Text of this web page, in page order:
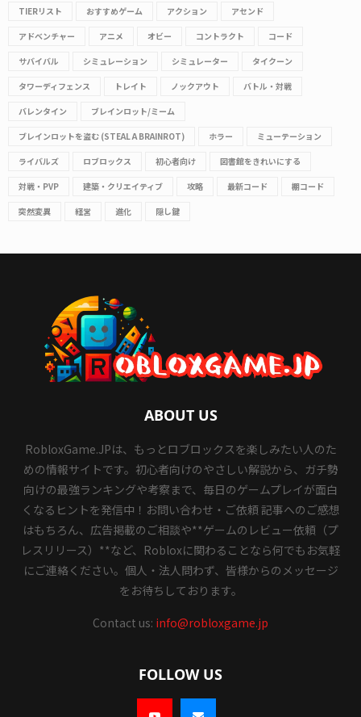
TIERリスト おすすめゲーム アクション アセンド
アドベンチャー アニメ オビー コントラクト コード
サバイバル シミュレーション シミュレーター タイクーン
タワーディフェンス トレイト ノックアウト バトル・対戦
バレンタイン ブレインロット/ミーム
ブレインロットを盗む (STEAL A BRAINROT) ホラー ミューテーション
ライバルズ ロブロックス 初心者向け 図書館をきれいにする
対戦・PVP 建築・クリエイティブ 攻略 最新コード 棚コード
突然変異 経営 進化 隠し鍵
ABOUT US
RobloxGame.JPは、もっとロブロックスを楽しみたい人のた
めの情報サイトです。初心者向けのやさしい解説から、ガチ勢
向けの最強ランキングや考察まで、毎日のゲームプレイが面白
くなるヒントを発信中！お問い合わせ・ご依頼 記事へのご感想
はもちろん、広告掲載のご相談や**ゲームのレビュー依頼（プ
レスリリース）**など、Robloxに関わることなら何でもお気軽
にご連絡ください。個人・法人問わず、皆様からのメッセージ
をお待ちしております。
Contact us: info@robloxgame.jp
FOLLOW US